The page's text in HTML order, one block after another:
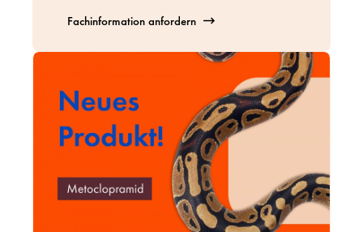
Fachinformation anfordern